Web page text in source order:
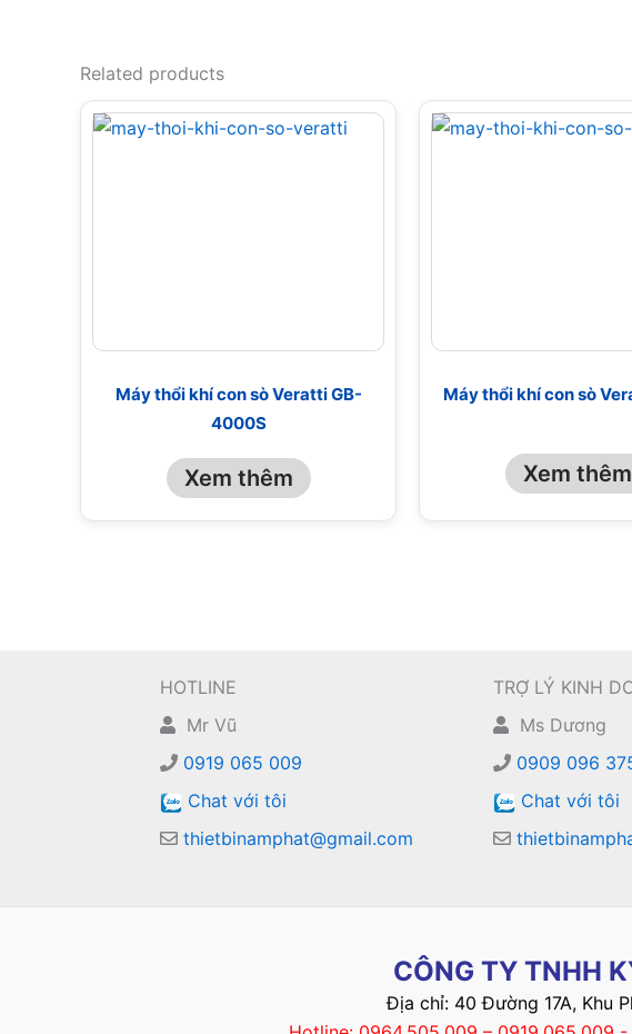
Related products
Máy thổi khí con sò Veratti GB-
4000S
Xem thêm
Máy thổi khí con sò
Xem thêm
HOTLINE
Mr Vũ
0919 065 009
Chat với tôi
thietbinamphat@gmail.com
TRỢ LÝ KINH
Ms Dương
0909 096
Chat với tôi
CÔNG TY TNHH
Địa chỉ: 40 Đường 17A, Khu